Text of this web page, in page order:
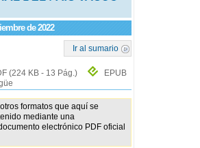
de 2022
Ir al sumario
(224 KB - 13 Pág.)
EPUB
formatos que aquí se
mediante una
electrónico PDF oficial